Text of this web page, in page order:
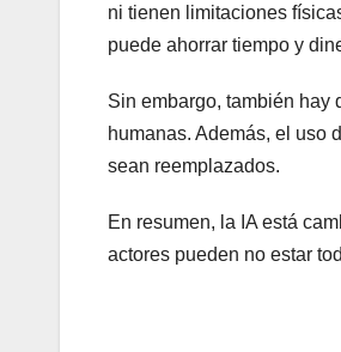
ni tienen limitaciones
puede ahorrar tiempo y
Sin embargo, también hay
humanas. Además, el uso
sean reemplazados.
En resumen, la IA está
actores pueden no estar